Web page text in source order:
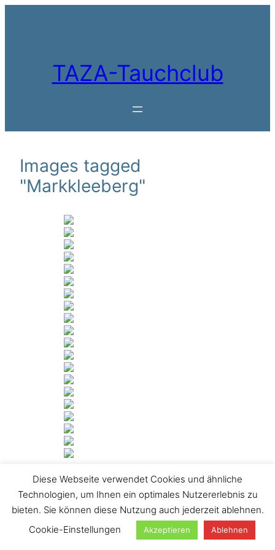
TAZA-Tauchclub
Images tagged
"Markkleeberg"
[ZEIGE DIASHOW]
1 2 … 23 ►
Suchen
Diese Webseite verwendet Cookies und ähnliche
Technologien, um Ihnen ein optimales Nutzererlebnis zu
bieten. Sie können diese Nutzung auch jederzeit ablehnen.
Cookie-Einstellungen
Akzeptieren Ablehnen